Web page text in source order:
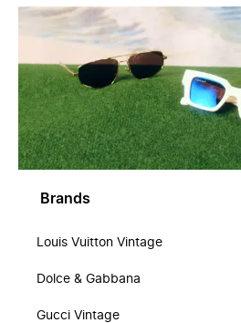
Brands
Louis Vuitton Vintage
Dolce & Gabbana
Gucci Vintage